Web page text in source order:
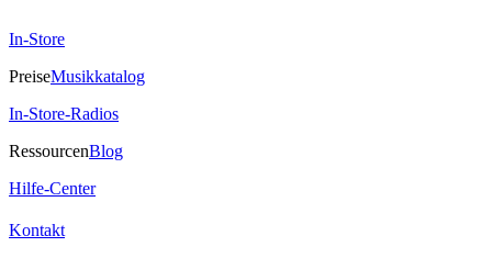
In-Store
PreiseMusikkatalog
In-Store-Radios
RessourcenBlog
Hilfe-Center
Kontakt